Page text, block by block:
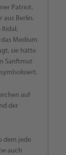
Patriot.
aus Berlin.
Itidal,
Medium
sie hätte
Sanftmut
auf
der
dem jede
auch